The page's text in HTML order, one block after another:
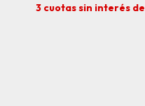
3 cuotas sin interés de